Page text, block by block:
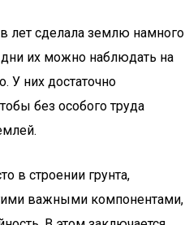
лет сделала землю намного
их можно наблюдать на
У них достаточно
без особого труда
в строении грунта,
важными компонентами,